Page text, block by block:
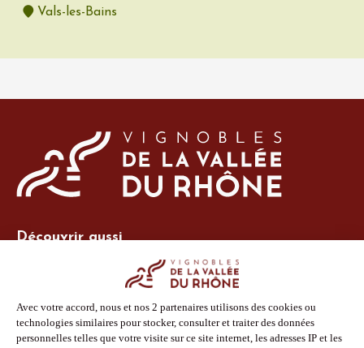
Vals-les-Bains
Découvrir aussi
Espace adhérent
Espace presse
Phototèque